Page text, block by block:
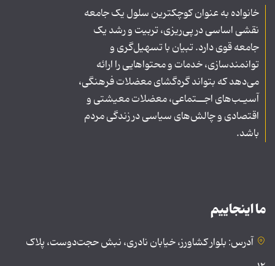
خانواده به عنوان کوچکترین سلول یک جامعه
نقشی اساسی در پی‌ریزی، تربیت و رشد یک
جامعه قوی دارد. تبیان با تسهیل‌گری و
توانمندسازی، خدمات و محتواهایی را ارائه
می‌دهد که بتواند گره‌گشای معضلات فرهنگی،
آسیـب‌های اجــتماعی، معضلات معیشتی و
اقتصادی و چالش‌های سیاسی در زندگی مردم
باشد.
ما اینجاییم
آدرس: بلوار کشاورز، خیابان نادری، نبش حجت‌دوست، پلاک